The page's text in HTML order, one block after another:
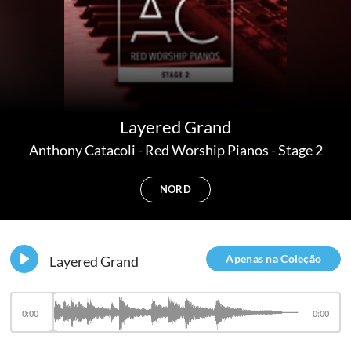
Layered Grand
Anthony Catacoli-Red Worship Pianos - Stage 2
NORD
Apenas na Coleção
Layered Grand
0:00 0:00